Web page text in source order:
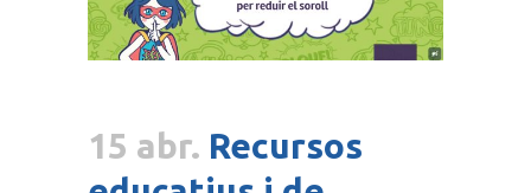
15 abr. Recursos